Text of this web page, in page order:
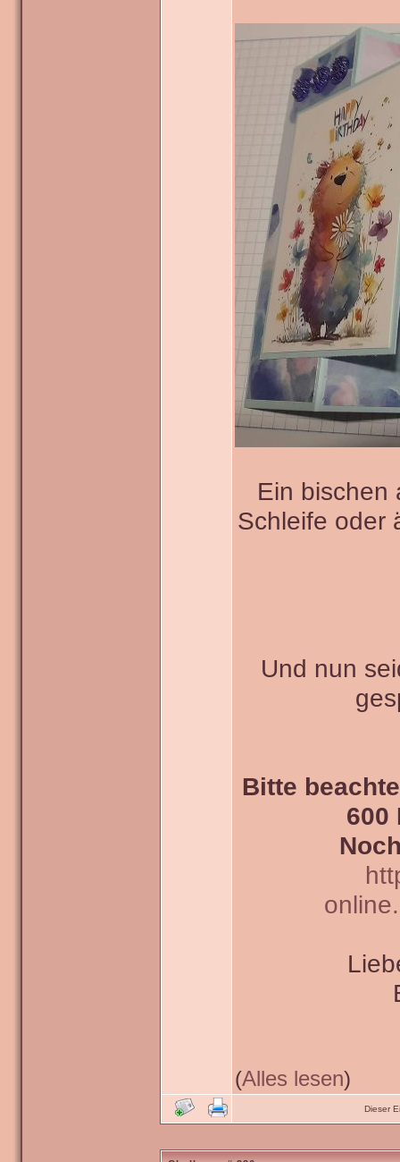
Ein bischen
Schleife oder
Und nun
Bitte
600
(Alles lesen)
Dieser